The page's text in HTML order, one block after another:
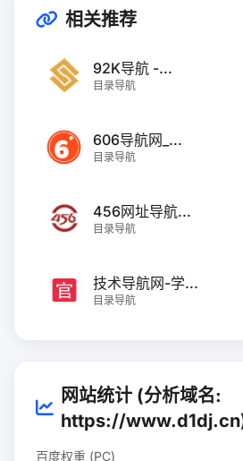
相关推荐
92K导航 -...
目录导航
606导航网_...
目录导航
456网址导航...
目录导航
技术导航网-学...
目录导航
网站统计 (分析域名:
https://
百度权重 (PC)